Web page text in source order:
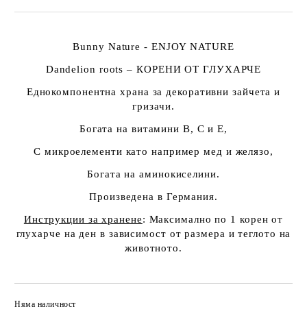
Bunny Nature - ENJOY NATURE
Dandelion roots – КОРЕНИ ОТ ГЛУХАРЧЕ
Еднокомпонентна храна за декоративни зайчета и
гризачи.
Богата на витамини В, С и Е,
С микроелементи като например мед и желязо,
Богата на аминокиселини.
Произведена в Германия.
Инструкции за хранене: Максимално по 1 корен от
глухарче на ден в зависимост от размера и теглото на
животното.
Няма наличност